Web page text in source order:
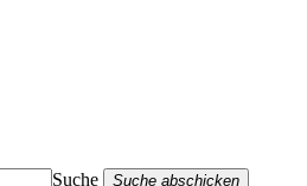
Suche
Suche abschicken